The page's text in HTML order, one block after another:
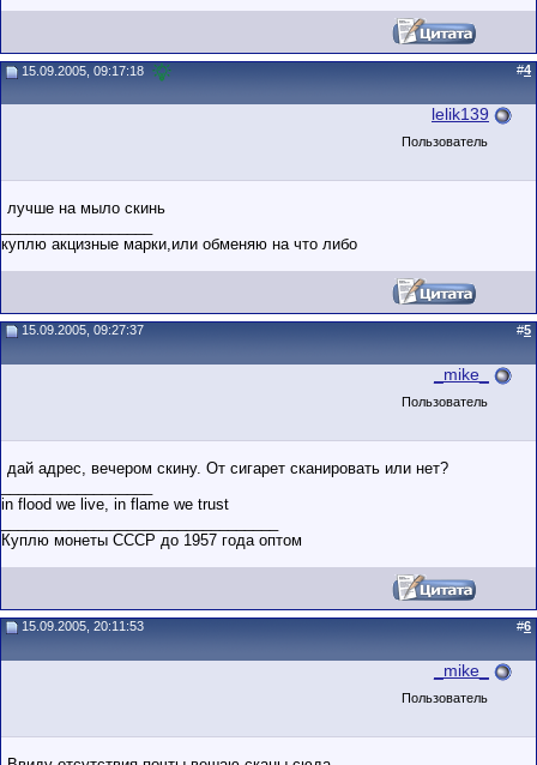
15.09.2005, 09:17:18 #4
lelik139
Пользователь
лучше на мыло скинь
куплю акцизные марки,или обменяю на что либо
15.09.2005, 09:27:37 #5
_mike_
Пользователь
дай адрес, вечером скину. От сигарет сканировать или нет?
in flood we live, in flame we trust
Куплю монеты СССР до 1957 года оптом
15.09.2005, 20:11:53 #6
_mike_
Пользователь